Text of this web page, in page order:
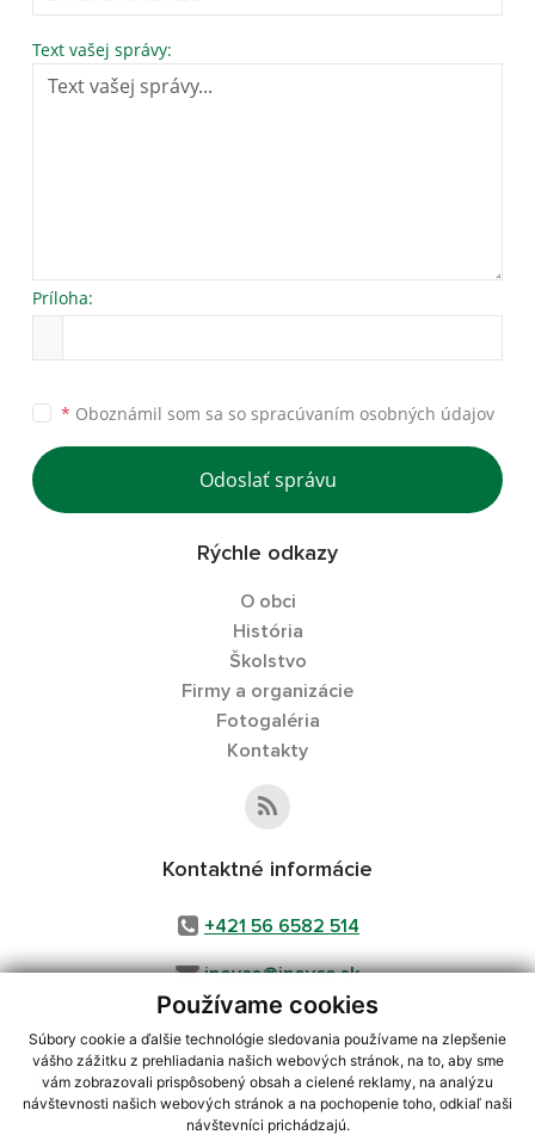
Používame cookies
Súbory cookie a ďalšie technológie sledovania používame na zlepšenie
vášho zážitku z prehliadania našich webových stránok, na to, aby sme
vám zobrazovali prispôsobený obsah a cielené reklamy, na analýzu
návštevnosti našich webových stránok a na pochopenie toho, odkiaľ naši
návštevníci prichádzajú.
Text vašej správy:
Príloha:
* Oboznámil som sa so spracúvaním osobných údajov
Odoslať správu
Rýchle odkazy
O obci
História
Školstvo
Firmy a organizácie
Fotogaléria
Kontakty
Kontaktné informácie
+421 56 6582 514
inovce@inovce.sk
využite možnosť získavania aktuálnych informácií s využitím RSS
CMS systém (redakčný) systém ECHELON 2,Mapa stránok,web portál
webex.digital, s.r.o.,domény,registrácia domény